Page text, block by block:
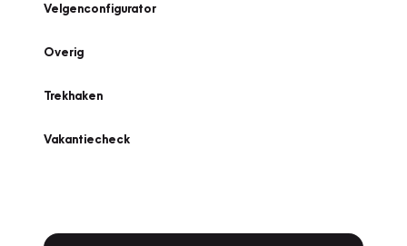
Velgenconfigurator
Overig
Trekhaken
Vakantiecheck